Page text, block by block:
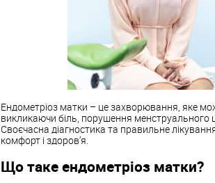
Ендометріоз матки – це захворювання, яке
викликаючи біль, порушення менструального
Своєчасна діагностика та правильне
комфорт і здоров’я.
Що таке ендометріоз матки?